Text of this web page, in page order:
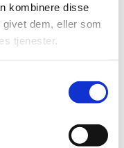
kombinere disse
dem, eller som
tjenester.